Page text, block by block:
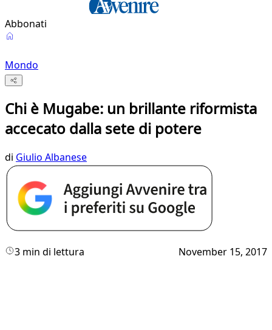
Abbonati
Mondo
Chi è Mugabe: un brillante riformista
accecato dalla sete di potere
di Giulio Albanese
3 min di lettura November 15, 2017